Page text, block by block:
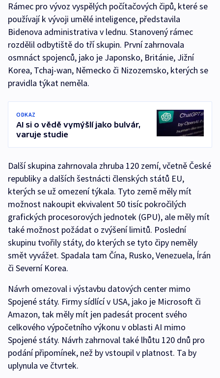
Rámec pro vývoz vyspělých počítačových čipů, které se
používají k vývoji umělé inteligence, představila
Bidenova administrativa v lednu. Stanovený rámec
rozdělil odbytiště do tří skupin. První zahrnovala
osmnáct spojenců, jako je Japonsko, Británie, Jižní
Korea, Tchaj-wan, Německo či Nizozemsko, kterých se
pravidla týkat neměla.
ODKAZ
AI si o vědě vymýšlí jako bulvár,
varuje studie
Další skupina zahrnovala zhruba 120 zemí, včetně České
republiky a dalších šestnácti členských států EU,
kterých se už omezení týkala. Tyto země měly mít
možnost nakoupit ekvivalent 50 tisíc pokročilých
grafických procesorových jednotek (GPU), ale měly mít
také možnost požádat o zvýšení limitů. Poslední
skupinu tvořily státy, do kterých se tyto čipy neměly
smět vyvážet. Spadala tam Čína, Rusko, Venezuela, Írán
či Severní Korea.
Návrh omezoval i výstavbu datových center mimo
Spojené státy. Firmy sídlící v USA, jako je Microsoft či
Amazon, tak měly mít jen padesát procent svého
celkového výpočetního výkonu v oblasti AI mimo
Spojené státy. Návrh zahrnoval také lhůtu 120 dnů pro
podání připomínek, než by vstoupil v platnost. Ta by
uplynula ve čtvrtek.